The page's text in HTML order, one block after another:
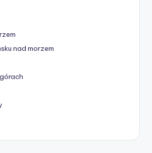
nad morzem